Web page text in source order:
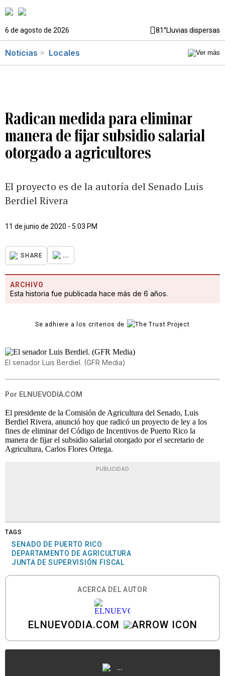
6 de agosto de 2026 81°Lluvias dispersas
Noticias Locales
Radican medida para eliminar
manera de fijar subsidio salarial
otorgado a agricultores
El proyecto es de la autoría del Senado Luis
Berdiel Rivera
11 de junio de 2020 - 5:03 PM
SHARE ...
ARCHIVO
Esta historia fue publicada hace más de 6 años.
Se adhiere a los criterios de
El senador Luis Berdiel. (GFR Media)
Por ELNUEVODIA.COM
El presidente de la Comisión de Agricultura del Senado, Luis
Berdiel Rivera, anunció hoy que radicó un proyecto de ley a los
fines de eliminar del Código de Incentivos de Puerto Rico la
manera de fijar el subsidio salarial otorgado por el secretario de
Agricultura, Carlos Flores Ortega.
PUBLICIDAD
TAGS
SENADO DE PUERTO RICO
DEPARTAMENTO DE AGRICULTURA
JUNTA DE SUPERVISIÓN FISCAL
ACERCA DEL AUTOR
ELNUEVODIA.COM
...